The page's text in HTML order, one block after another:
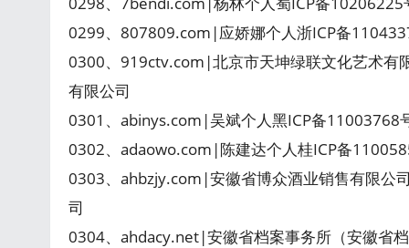
0299、807809.com|应娇娜个人浙ICP备
0300、919ctv.com|北京市天坤绿联文化艺术有
有限公司
0301、abinys.com|吴斌个人黑ICP备11003768
0302、adaowo.com|陈建达个人桂ICP备
0303、ahbzjy.com|安徽省博众酒业销售有限公
司
0304、ahdacy.net|安徽省档案事务所（安徽省